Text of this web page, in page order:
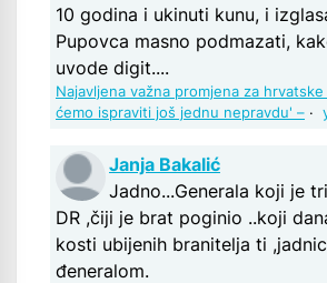
10 godina i ukinuti kunu, i
Pupovca masno podmazati,
uvode digit....
Najavljena važna promjena za
ćemo ispraviti još jednu nepravdu' – ·
Janja Bakalić
Jadno...Generala koji je
DR ,čiji je brat poginio ..koji
kosti ubijenih branitelja ti
đeneralom.